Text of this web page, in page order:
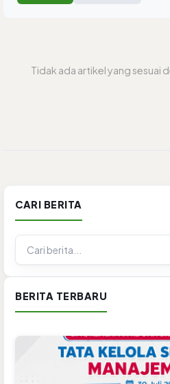
CARI BERITA
BERITA TERBARU
Tidak ada artikel yang sesuai